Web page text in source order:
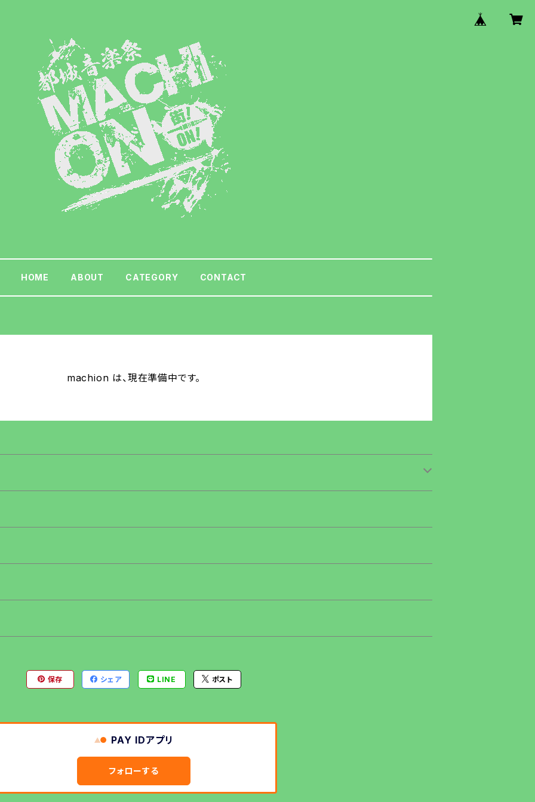
HOME ABOUT CATEGORY CONTACT
machion は、現在準備中です。
保存 シェア LINE ポスト
PAY IDアプリ
フォローする